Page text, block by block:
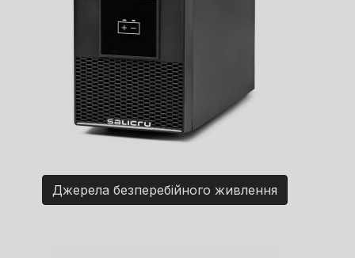
Джерела безперебійного живлення